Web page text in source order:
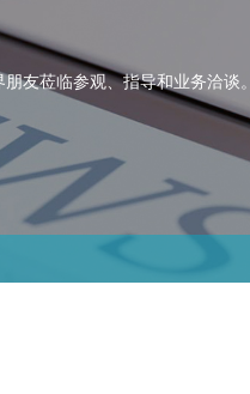
友莅临参观、指导和业务洽谈。